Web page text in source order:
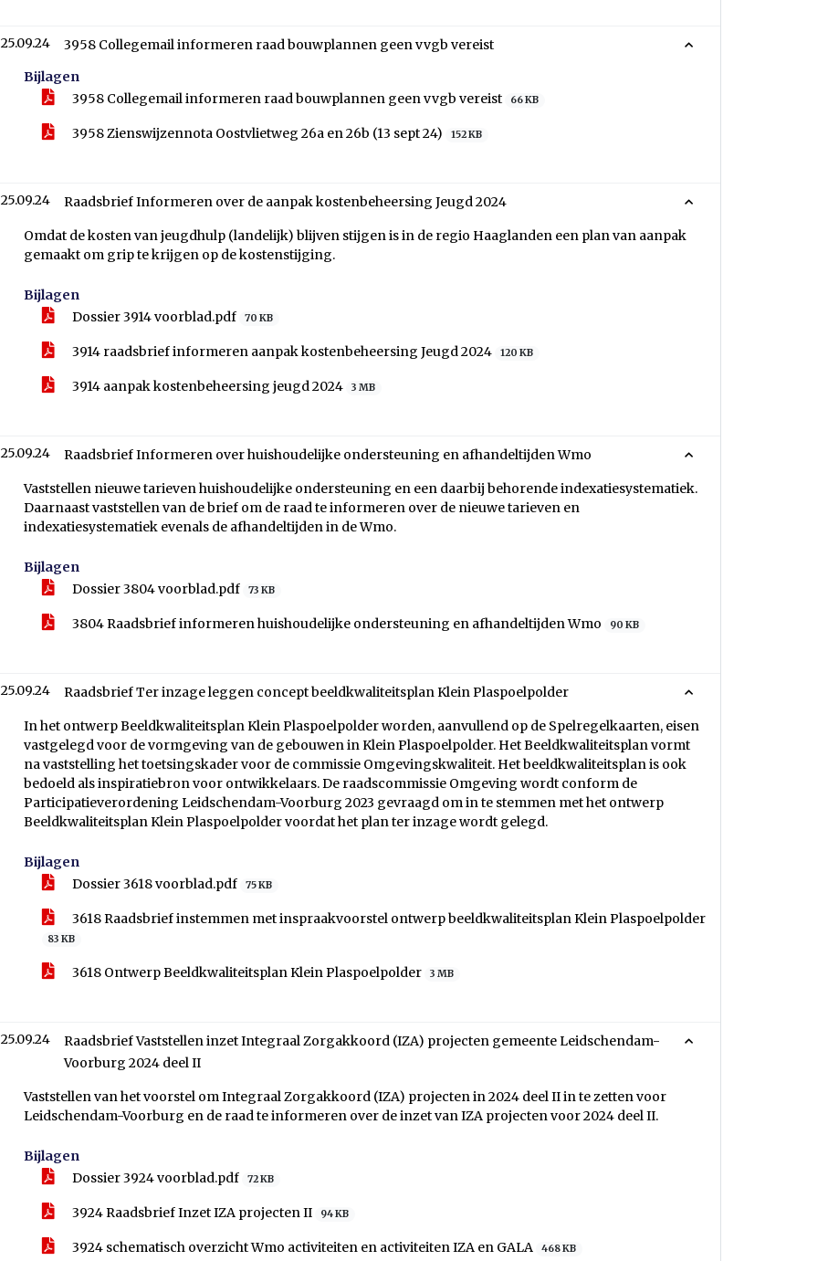
25.09.24
3958 Collegemail informeren raad bouwplannen geen vvgb vereist
Bijlagen
3958 Collegemail informeren raad bouwplannen geen vvgb vereist
66 KB
3958 Zienswijzennota Oostvlietweg 26a en 26b (13 sept 24) 152 KB
25.09.24 Raadsbrief Informeren over de aanpak kostenbeheersing Jeugd 2024
Omdat de kosten van jeugdhulp (landelijk) blijven stijgen is in de regio Haaglanden een plan van aanpak
gemaakt om grip te krijgen op de kostenstijging.
Bijlagen
Dossier 3914 voorblad.pdf
70 KB
3914 raadsbrief informeren aanpak kostenbeheersing Jeugd 2024 120 KB
3914 aanpak kostenbeheersing jeugd 2024 3 MB
25.09.24 Raadsbrief Informeren over huishoudelijke ondersteuning en afhandeltijden Wmo
Vaststellen nieuwe tarieven huishoudelijke ondersteuning en een daarbij behorende indexatiesystematiek.
Daarnaast vaststellen van de brief om de raad te informeren over de nieuwe tarieven en
indexatiesystematiek evenals de afhandeltijden in de Wmo.
Bijlagen
Dossier 3804 voorblad.pdf
73 KB
3804 Raadsbrief informeren huishoudelijke ondersteuning en afhandeltijden Wmo 90 KB
25.09.24 Raadsbrief Ter inzage leggen concept beeldkwaliteitsplan Klein Plaspoelpolder
In het ontwerp Beeldkwaliteitsplan Klein Plaspoelpolder worden, aanvullend op de Spelregelkaarten, eisen
vastgelegd voor de vormgeving van de gebouwen in Klein Plaspoelpolder. Het Beeldkwaliteitsplan vormt
na vaststelling het toetsingskader voor de commissie Omgevingskwaliteit. Het beeldkwaliteitsplan is ook
bedoeld als inspiratiebron voor ontwikkelaars. De raadscommissie Omgeving wordt conform de
Participatieverordening Leidschendam-Voorburg 2023 gevraagd om in te stemmen met het ontwerp
Beeldkwaliteitsplan Klein Plaspoelpolder voordat het plan ter inzage wordt gelegd.
Bijlagen
Dossier 3618 voorblad.pdf
75 KB
3618 Raadsbrief instemmen met inspraakvoorstel ontwerp beeldkwaliteitsplan Klein Plaspoelpolder
83 KB
3618 Ontwerp Beeldkwaliteitsplan Klein Plaspoelpolder 3 MB
25.09.24
Raadsbrief Vaststellen inzet Integraal Zorgakkoord (IZA) projecten gemeente Leidschendam-
Voorburg 2024 deel II
Vaststellen van het voorstel om Integraal Zorgakkoord (IZA) projecten in 2024 deel II in te zetten voor
Leidschendam-Voorburg en de raad te informeren over de inzet van IZA projecten voor 2024 deel II.
Bijlagen
Dossier 3924 voorblad.pdf
72 KB
3924 Raadsbrief Inzet IZA projecten II 94 KB
3924 schematisch overzicht Wmo activiteiten en activiteiten IZA en GALA 468 KB